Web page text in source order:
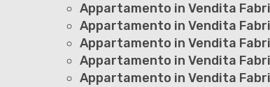
Appartamento in Vendita
Appartamento in Vendita
Appartamento in Vendita
Appartamento in Vendita
Appartamento in Vendita